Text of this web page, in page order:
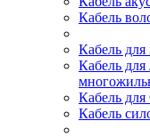
Кабель
Кабель
Кабель для
Кабель
Кабель